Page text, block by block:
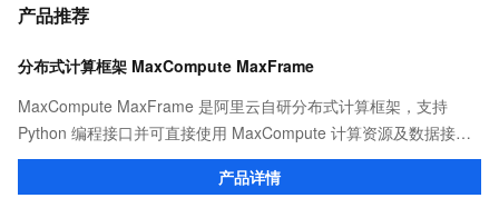
产品推荐
分布式计算框架 MaxCompute MaxFrame
MaxCompute MaxFrame 是阿里云自研分布式计算框架，支持
Python 编程接口并可直接使用 MaxCompute 计算资源及数据接
口，与 MaxCompute Notebook、镜像管理等功能共同构成
MaxCompute 完整 Python 开发生态。
产品详情